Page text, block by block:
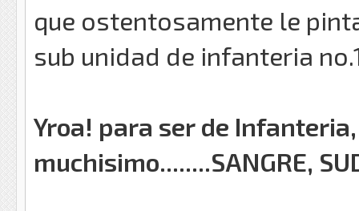
que ostentosamente le
sub unidad de infanteria
Yroa! para ser de
muchisimo........SANGRE,